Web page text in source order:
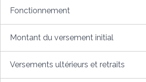
Fonctionnement
Montant du versement initial
Versements ultérieurs et retraits